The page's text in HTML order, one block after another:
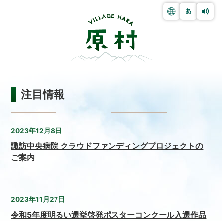
注目情報
2023年12月8日
諏訪中央病院 クラウドファンディングプロジェクトの
ご案内
2023年11月27日
令和5年度明るい選挙啓発ポスターコンクール入選作品